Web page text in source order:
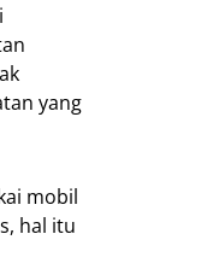
yang
mobil
hal itu